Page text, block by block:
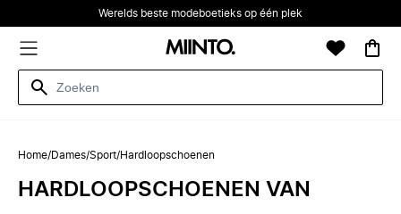
Werelds beste modeboetieks op één plek
Home/Dames/Sport/Hardloopschoenen
HARDLOOPSCHOENEN VAN